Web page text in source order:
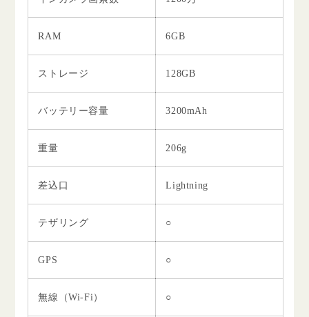
RAM 6GB
ストレージ 128GB
バッテリー容量 3200mAh
重量 206g
差込口 Lightning
テザリング ○
GPS ○
無線（Wi-Fi） ○